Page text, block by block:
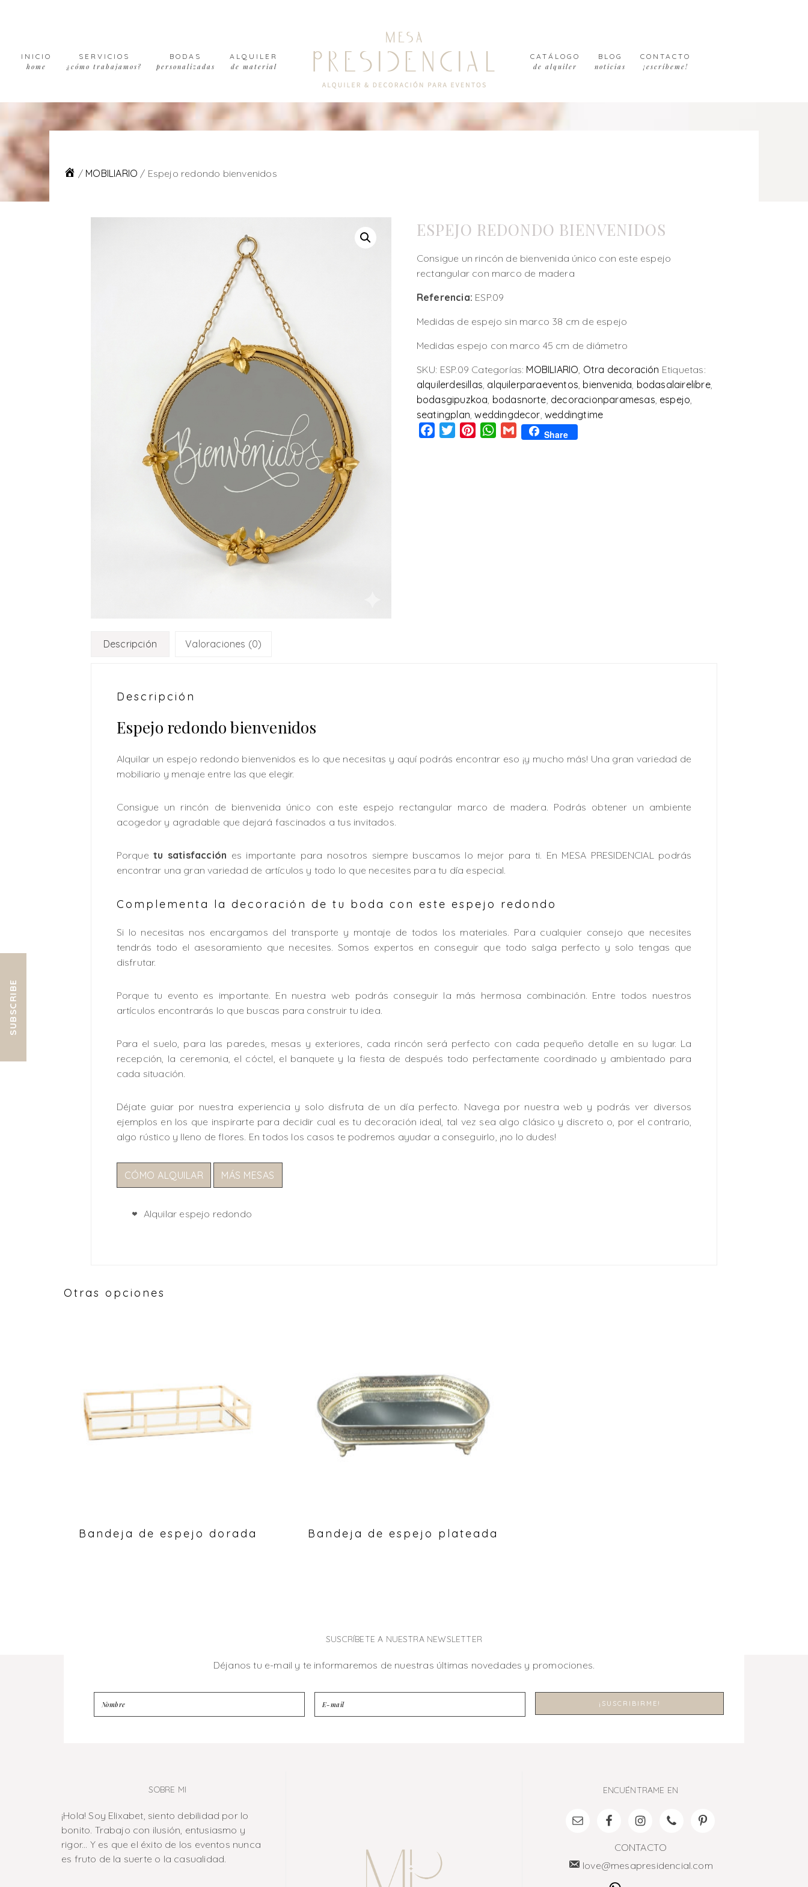
navigation
contentINICIO
home
SERVICIOS
¿cómo trabajamos?
BODAS
personalizadas
ALQUILER
de material
CATÁLOGO
de alquiler
BLOG
noticias
CONTACTO
¡escríbeme!
/ MOBILIARIO / Espejo redondo bienvenidos
ESPEJO REDONDO BIENVENIDOS
Consigue un rincón de bienvenida único con este espejo
rectangular con marco de madera
Referencia: ESP.09
Medidas de espejo sin marco 38 cm de espejo
Medidas espejo con marco 45 cm de diámetro
SKU: ESP.09 Categorías: MOBILIARIO Otra decoración Etiquetas:
alquilerdesillas alquilerparaeventos bienvenida bodasalairelibre,
bodasgipuzkoa bodasnorte decoracionparamesas espejo
seatingplan ,weddingdecor ,weddingtime
Facebook
TwitterPinterestWhatsApp
Gmail Share
Descripción Valoraciones (0)
Descripción
Espejo redondo bienvenidos
Alquilar un espejo redondo bienvenidos es lo que necesitas y aquí podrás encontrar eso ¡y mucho más! Una gran variedad de
mobiliario y menaje entre las que elegir.
Consigue un rincón de bienvenida único con este espejo rectangular marco de madera. Podrás obtener un ambiente
acogedor y agradable que dejará fascinados a tus invitados.
Porquetu satisfacción es importante para nosotros siempre buscamos lo mejor para ti. En MESA PRESIDENCIAL podrás
encontrar una gran variedad de artículos y todo lo que necesites para tu día especial.
Complementa la decoración de tu boda con este espejo redondo
Si lo necesitas nos encargamos del transporte y montaje de todos los materiales. Para cualquier consejo que necesites
tendrás todo el asesoramiento que necesites. Somos expertos en conseguir que todo salga perfecto y solo tengas que
disfrutar.
Porque tu evento es importante. En nuestra web podrás conseguir la más hermosa combinación. Entre todos nuestros
artículos encontrarás lo que buscas para construir tu idea.
Para el suelo, para las paredes, mesas y exteriores, cada rincón será perfecto con cada pequeño detalle en su lugar. La
recepción, la ceremonia, el cóctel, el banquete y la fiesta de después todo perfectamente coordinado y ambientado para
cada situación.
Déjate guiar por nuestra experiencia y solo disfruta de un día perfecto. Navega por nuestra web y podrás ver diversos
ejemplos en los que inspirarte para decidir cual es tu decoración ideal, tal vez sea algo clásico y discreto o, por el contrario,
algo rústico y lleno de flores. En todos los casos te podremos ayudar a conseguirlo, ¡no lo dudes!
CÓMO ALQUILAR MÁS MESAS
Alquilar espejo redondo
Otras opciones
Bandeja de espejo dorada Bandeja de espejo plateada
SUSCRÍBETE A NUESTRA NEWSLETTER
Déjanos tu e-mail y te informaremos de nuestras últimas novedades y promociones.
SOBRE MI
¡Hola! Soy Elixabet, siento debilidad por lo
bonito. Trabajo con ilusión, entusiasmo y
rigor... Y es que el éxito de los eventos nunca
es fruto de la suerte o la casualidad.
ENCUÉNTRAME EN
CONTACTO
love@mesapresidencial.com
SUBSCRIBE